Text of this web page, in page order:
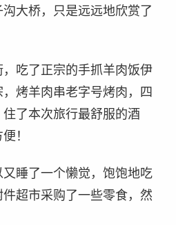
大桥，只是远远地欣赏了
吃了正宗的手抓羊肉饭伊
烤羊肉串老字号烤肉，四
了本次旅行最舒服的酒
！
睡了一个懒觉，饱饱地吃
超市采购了一些零食，然